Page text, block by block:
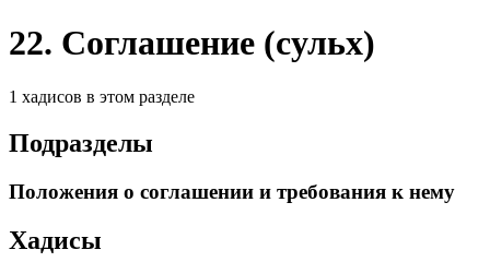
22. Соглашение (сульх)
1 хадисов в этом разделе
Подразделы
Положения о соглашении и требования к нему
Хадисы